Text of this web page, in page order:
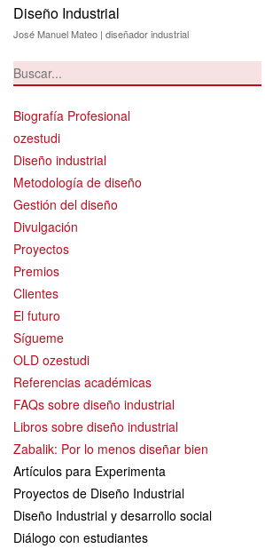
Diseño Industrial
José Manuel Mateo | diseñador industrial
Biografía Profesional
ozestudi
Diseño industrial
Metodología de diseño
Gestión del diseño
Divulgación
Proyectos
Premios
Clientes
El futuro
Sígueme
OLD ozestudi
Referencias académicas
FAQs sobre diseño industrial
Libros sobre diseño industrial
Zabalik: Por lo menos diseñar bien
Artículos para Experimenta
Proyectos de Diseño Industrial
Diseño Industrial y desarrollo social
Diálogo con estudiantes